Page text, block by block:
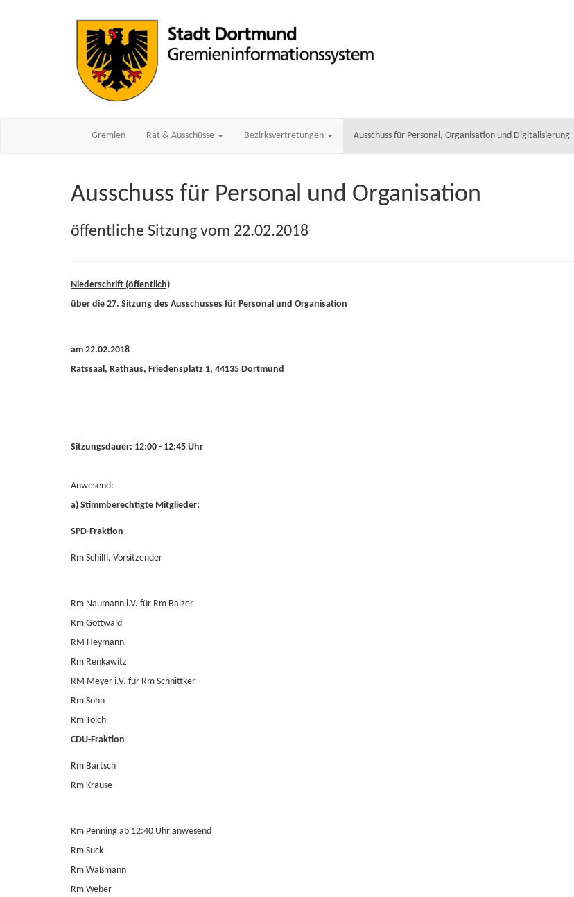
Gremien Rat & Ausschüsse Bezirksvertretungen Ausschuss für Personal, Organisation und Digitalisierung
Ausschuss für Personal und Organisation
öffentliche Sitzung vom 22.02.2018
Niederschrift (öffentlich)
über die 27. Sitzung des Ausschusses für Personal und Organisation
am 22.02.2018
Ratssaal, Rathaus, Friedensplatz 1, 44135 Dortmund
Sitzungsdauer: 12:00 - 12:45 Uhr
Anwesend:
a) Stimmberechtigte Mitglieder:
SPD-Fraktion
Rm Schilff, Vorsitzender
Rm Naumann i.V. für Rm Balzer
Rm Gottwald
RM Heymann
Rm Renkawitz
RM Meyer i.V. für Rm Schnittker
Rm Sohn
Rm Tölch
CDU-Fraktion
Rm Bartsch
Rm Krause
Rm Penning ab 12:40 Uhr anwesend
Rm Suck
Rm Waßmann
Rm Weber